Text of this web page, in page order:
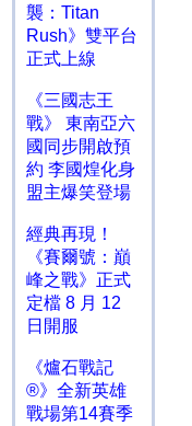
襲：Titan
Rush》雙平台
正式上線
《三國志王
戰》 東南亞六
國同步開啟預
約 李國煌化身
盟主爆笑登場
經典再現！
《賽爾號：巔
峰之戰》正式
定檔 8 月 12
日開服
《爐石戰記
®》全新英雄
戰場第14賽季